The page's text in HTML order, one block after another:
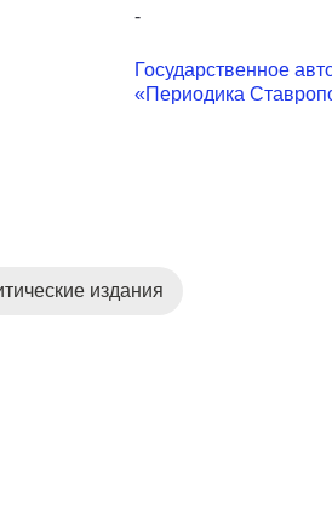
-
Государственное
«Периодика
издания